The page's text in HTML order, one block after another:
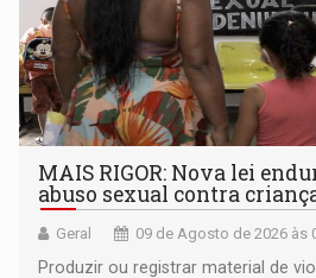
MAIS RIGOR: Nova lei
abuso sexual contra
Geral 09 de Agosto de 2026 às
Produzir ou registrar material de